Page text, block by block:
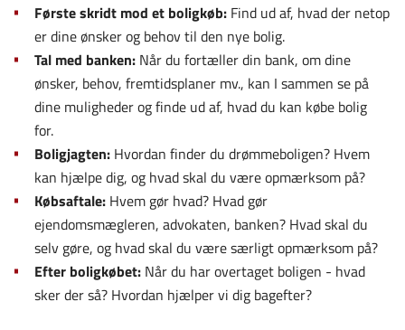
Første skridt mod et boligkøb: Find ud af, hvad der netop
er dine ønsker og behov til den nye bolig.
Tal med banken: Når du fortæller din bank, om dine
ønsker, behov, fremtidsplaner mv., kan I sammen se på
dine muligheder og finde ud af, hvad du kan købe bolig
for.
Boligjagten: Hvordan finder du drømmeboligen? Hvem
kan hjælpe dig, og hvad skal du være opmærksom på?
Købsaftale: Hvem gør hvad? Hvad gør
ejendomsmægleren, advokaten, banken? Hvad skal du
selv gøre, og hvad skal du være særligt opmærksom på?
Efter boligkøbet: Når du har overtaget boligen - hvad
sker der så? Hvordan hjælper vi dig bagefter?